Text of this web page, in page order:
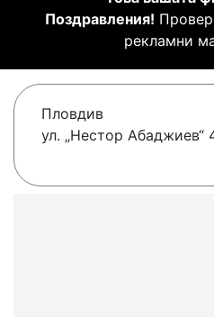
Поздравления!
рекламни
Пловдив
ул. „Нестор Абаджиев“